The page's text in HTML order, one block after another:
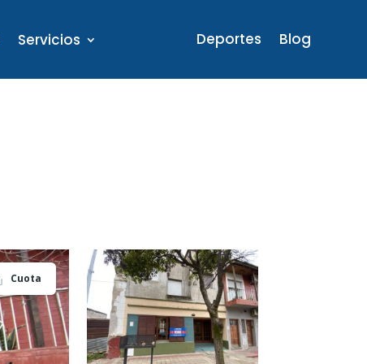
Servicios Deportes Blog
Cuota